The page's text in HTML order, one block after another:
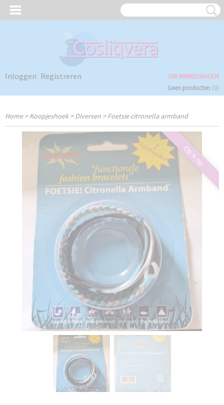
Inloggen Registreren
UW WINKELWAGEN
Geen producten (0)
Home>Koopjeshoek>Diversen >Foetsie citronella armband
Op is op